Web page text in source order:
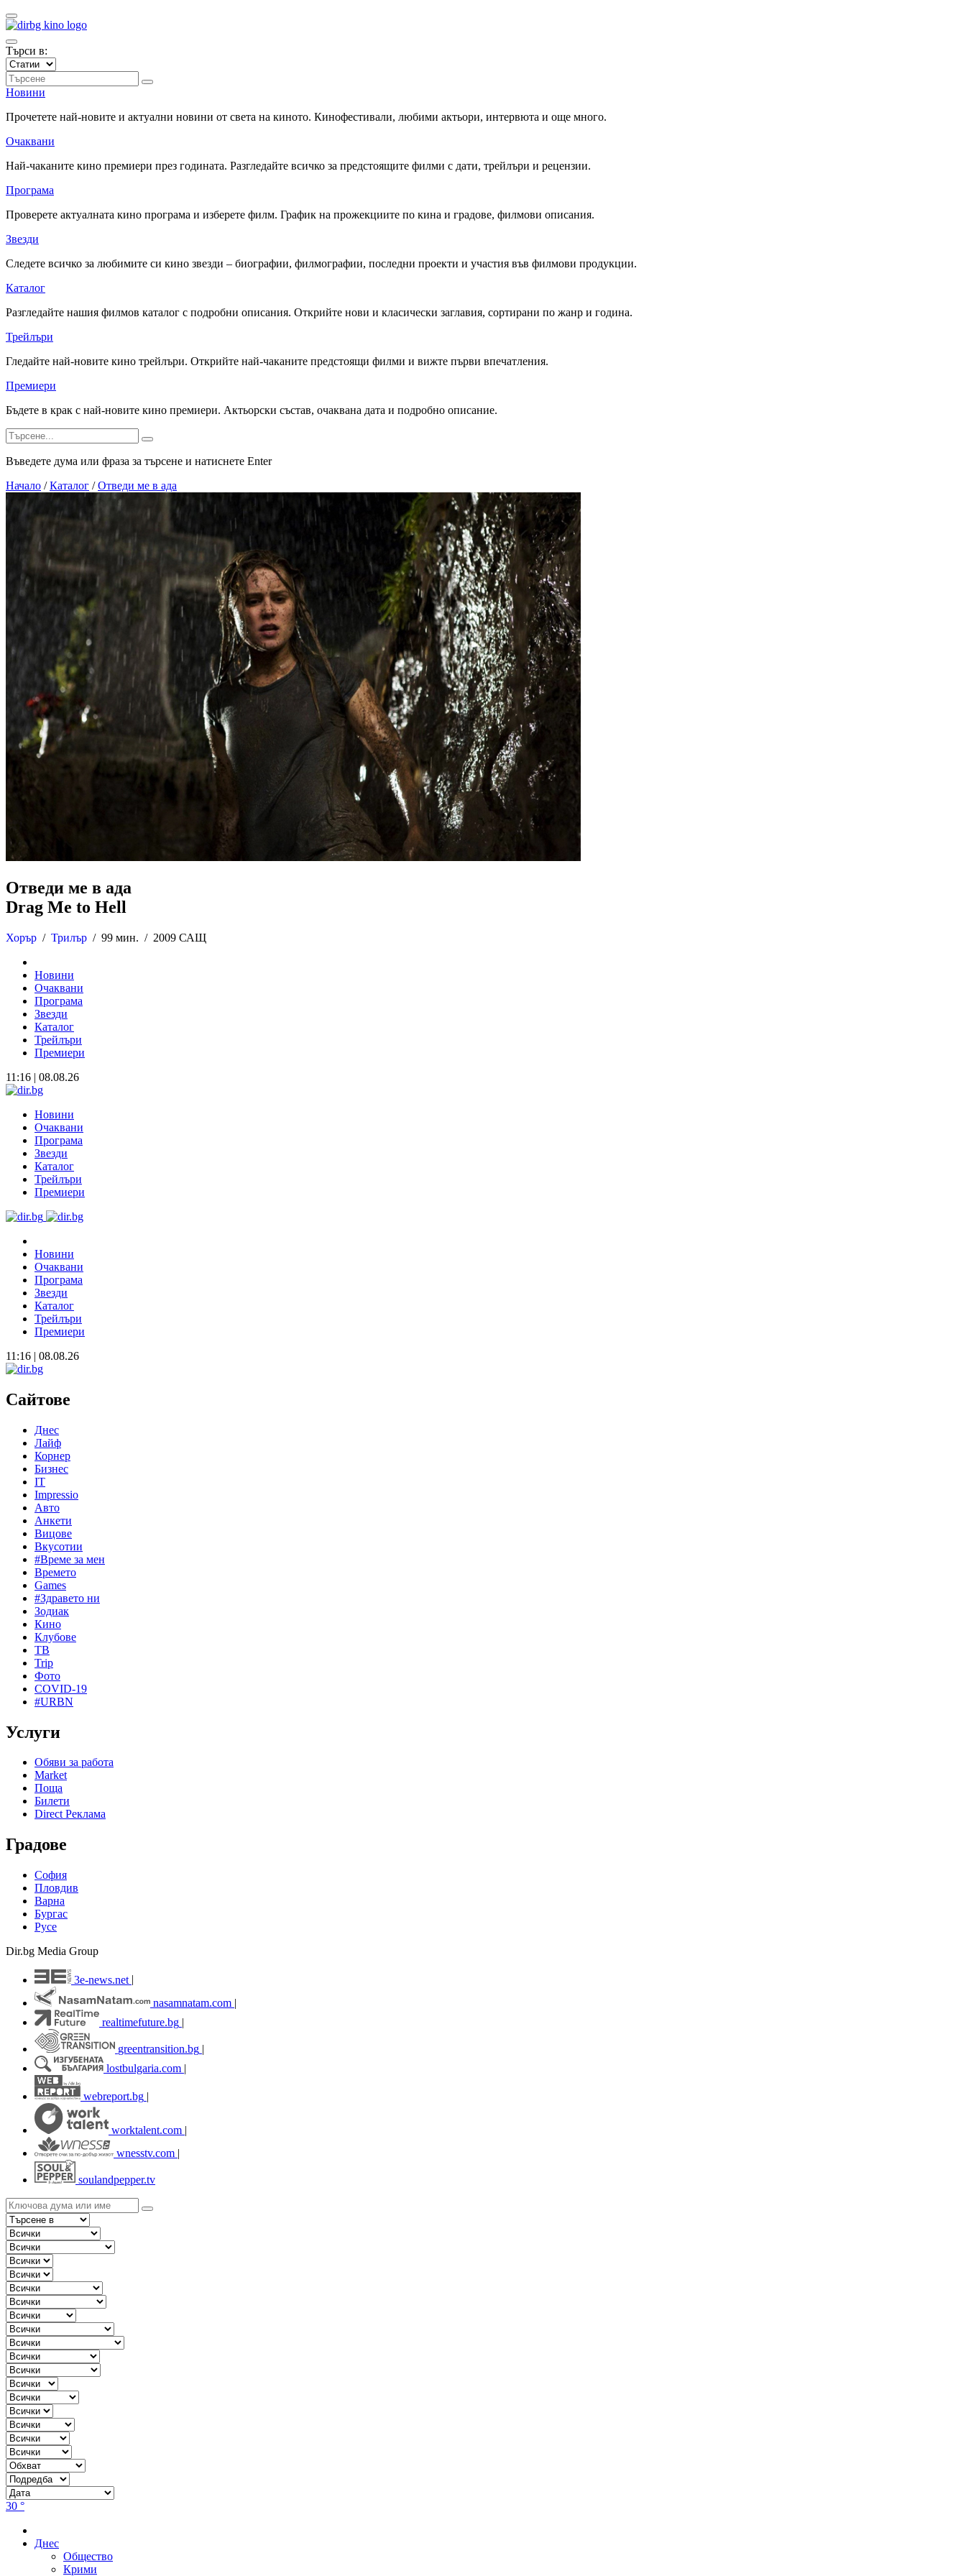
Търси в:
Новини
Прочетете най-новите и актуални новини от света на киното. Кинофестивали, любими актьори, интервюта и още много.
Очаквани
Най-чаканите кино премиери през годината. Разгледайте всичко за предстоящите филми с дати, трейлъри и рецензии.
Програма
Проверете актуалната кино програма и изберете филм. График на прожекциите по кина и градове, филмови описания.
Звезди
Следете всичко за любимите си кино звезди – биографии, филмографии, последни проекти и участия във филмови продукции.
Каталог
Разгледайте нашия филмов каталог с подробни описания. Открийте нови и класически заглавия, сортирани по жанр и година.
Трейлъри
Гледайте най-новите кино трейлъри. Открийте най-чаканите предстоящи филми и вижте първи впечатления.
Премиери
Бъдете в крак с най-новите кино премиери. Актьорски състав, очаквана дата и подробно описание.
Въведете дума или фраза за търсене и натиснете Enter
Начало / Каталог / Отведи ме в ада
Отведи ме в ада
Drag Me to Hell
Хорър / Трилър / 99 мин. / 2009 САЩ
Новини
Очаквани
Програма
Звезди
Каталог
Трейлъри
Премиери
11:16 | 08.08.26
Новини
Очаквани
Програма
Звезди
Каталог
Трейлъри
Премиери
Новини
Очаквани
Програма
Звезди
Каталог
Трейлъри
Премиери
11:16 | 08.08.26
Сайтове
Днес
Лайф
Корнер
Бизнес
IT
Impressio
Авто
Анкети
Вицове
Вкусотии
#Време за мен
Времето
Games
#Здравето ни
Зодиак
Кино
Клубове
ТВ
Trip
Фото
COVID-19
#URBN
Услуги
Обяви за работа
Market
Поща
Билети
Direct Реклама
Градове
София
Пловдив
Варна
Бургас
Русе
Dir.bg Media Group
3e-news.net
nasamnatam.com |
realtimefuture.bg |
greentransition.bg |
lostbulgaria.com |
webreport.bg |
worktalent.com |
wnesstv.com |
soulandpepper.tv
30 °
Днес
Общество
Крими